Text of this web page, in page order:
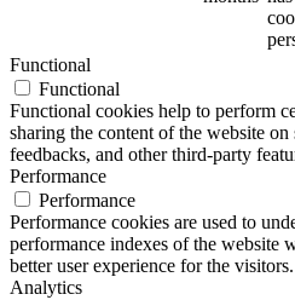
Functional
Functional
Functional cookies help to perform
sharing the content of the website
feedbacks, and other third-party
Performance
Performance
Performance cookies are used to
performance indexes of the website
better user experience for the visitors.
Analytics